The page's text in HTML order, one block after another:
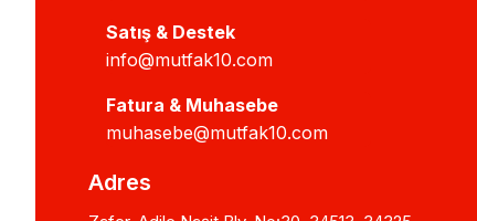
Satış & Destek
info@mutfak10.com
Fatura & Muhasebe
muhasebe@mutfak10.com
Adres